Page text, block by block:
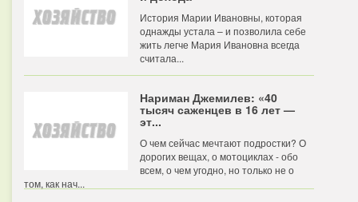
История Марии Ивановны, которая
однажды устала – и позволила себе
жить легче Мария Ивановна всегда
считала...
Нариман Джемилев: «40
тысяч саженцев в 16 лет —
эт...
О чем сейчас мечтают подростки? О
дорогих вещах, о мотоциклах - обо
всем, о чем угодно, но только не о
том, как нач...